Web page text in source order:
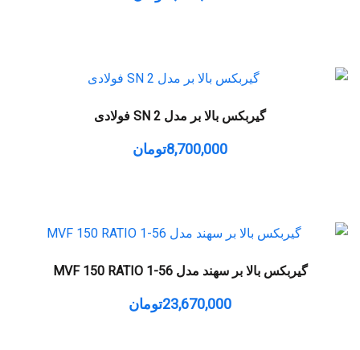
گیربکس بالا بر مدل SN 2 فولادی
8,700,000تومان
گیربکس بالا بر سهند مدل MVF 150 RATIO 1-56
23,670,000تومان